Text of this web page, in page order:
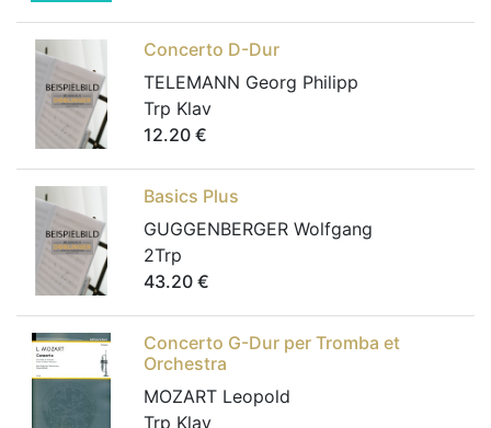
Concerto D-Dur
TELEMANN Georg Philipp
Trp Klav
12.20 €
Basics Plus
GUGGENBERGER Wolfgang
2Trp
43.20 €
Concerto G-Dur per Tromba et
Orchestra
MOZART Leopold
Trp Klav